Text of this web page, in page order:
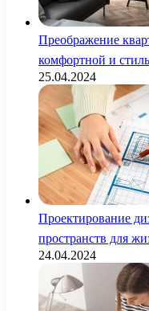
Преображение
комфортной и
25.04.2024
Проектирование
пространств для
24.04.2024